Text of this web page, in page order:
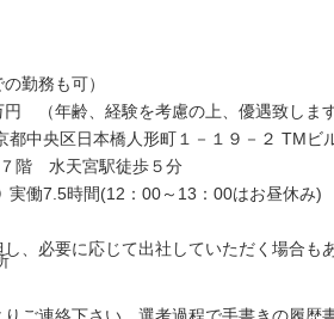
勤務も可）
円 （年齢、経験を考慮の上、優遇致しま
都中央区日本橋人形町１－１９－２ TMビ
階 水天宮駅徒歩５分
実働7.5時間(12：00～13：00はお昼休み)
、必要に応じて出社していただく場合も
りご連絡下さい。選考過程で手書きの履歴